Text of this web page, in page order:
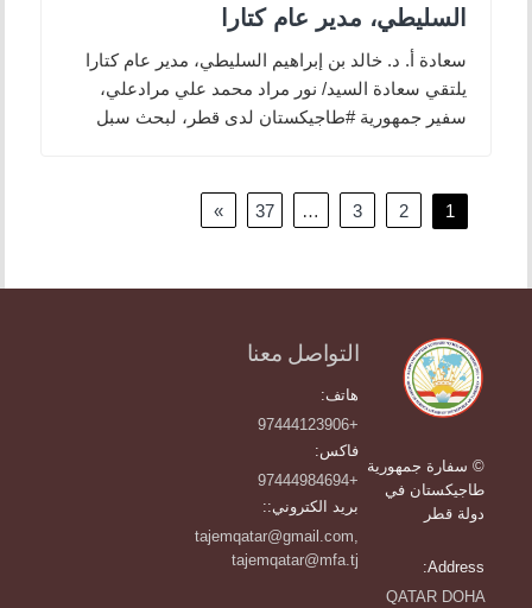
السليطي، مدير عام ‎كتارا
‏سعادة أ. د. خالد بن إبراهيم السليطي، مدير عام ‎كتارا
يلتقي سعادة السيد/ نور مراد محمد علي مرادعلي،
سفير جمهورية ‎#طاجيكستان لدى ‎قطر، لبحث سبل
تصفّح
المقالات
1
2
3
…
37
»
© سفارة جمهورية
طاجيكستان في
دولة قطر
Address:
QATAR DOHA
التواصل معنا
هاتف:
+97444123906
فاكس:
+97444984694
بريد الكتروني::
tajemqatar@gmail.com,
tajemqatar@mfa.tj